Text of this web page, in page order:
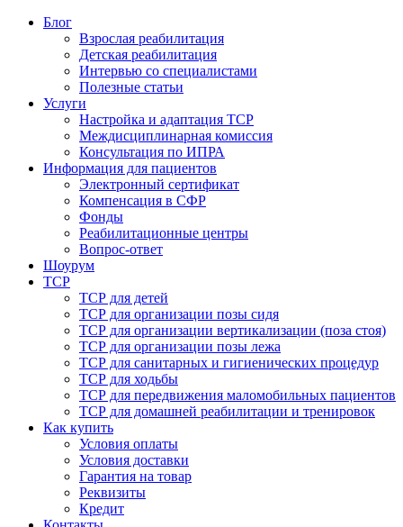
Блог
Взрослая реабилитация
Детская реабилитация
Интервью со специалистами
Полезные статьи
Услуги
Настройка и адаптация ТСР
Междисциплинарная комиссия
Консультация по ИПРА
Информация для пациентов
Электронный сертификат
Компенсация в СФР
Фонды
Реабилитационные центры
Вопрос-ответ
Шоурум
ТСР
ТСР для детей
ТСР для организации позы сидя
ТСР для организации вертикализации (поза стоя)
ТСР для организации позы лежа
ТСР для санитарных и гигиенических процедур
ТСР для ходьбы
ТСР для передвижения маломобильных пациентов
ТСР для домашней реабилитации и тренировок
Как купить
Условия оплаты
Условия доставки
Гарантия на товар
Реквизиты
Кредит